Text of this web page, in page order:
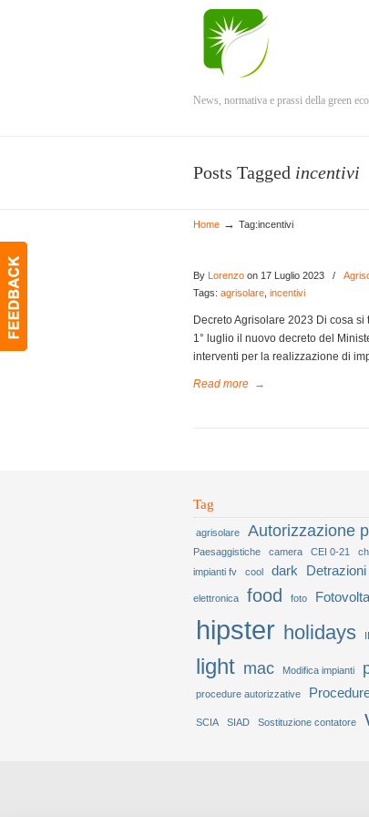
News, normativa e prassi della green
Posts Tagged incentivi
Home → Tag:incentivi
By Lorenzo on 17 Luglio 2023 /
Tags: agrisolare incentivi
Decreto Agrisolare 2023 Di cosa
1° luglio il nuovo decreto del
interventi per la realizzazione di
Read more →
Tag
agrisolare Autorizzazione
Paesaggistiche
camera CEI 0-21
impianti fv
cool dark
elettronica food foto
hipster holidays
light mac Modifica impianti
procedure autorizzative
SCIA SIAD Sostituzione contatore